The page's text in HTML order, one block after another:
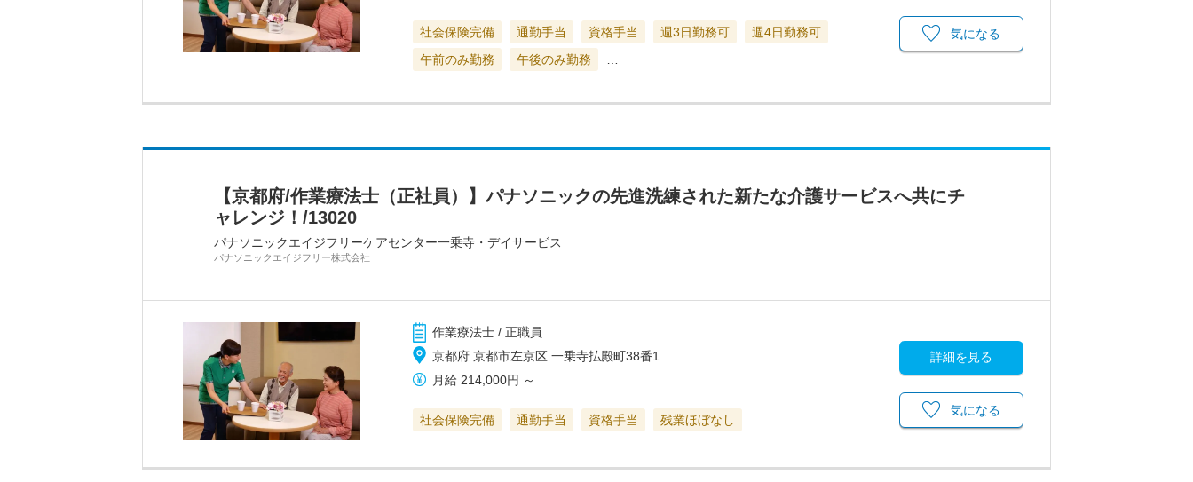
社会保険完備 通勤手当 資格手当 週3日勤務可
週4日勤務可
午前のみ勤務
午後のみ勤務
気になる
【京都府/作業療法士（正社員）】パナソニックの先進洗練された新たな介護サービスへ共にチ
ャレンジ！/13020
パナソニックエイジフリーケアセンター一乗寺・デイサービス
パナソニックエイジフリー株式会社
作業療法士 / 正職員
京都府 京都市左京区 一乗寺払殿町38番1
月給 214,000円 ～
社会保険完備 通勤手当 資格手当 残業ほぼなし
詳細を見る
気になる